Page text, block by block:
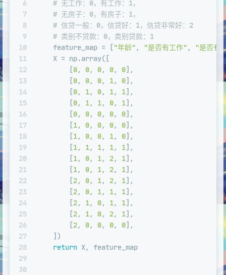
6
7
8
9
10
11
12
13
14
15
16
17
18
19
20
21
22
23
24
25
26
27
28
29
30
# 无工作：0，有工作：1，
# 无房子：0，有房子：1，
# 信贷一般：0，信贷好：1，信贷非常好：2
# 类别不贷款：0，类别贷款：1
    feature_map = [
"年龄" , "是否有工作" ,
"是否有
    X = np.array([
        [
0, 0, 0, 0, 0],
        [
0, 0, 0, 1, 0],
        [
0, 1, 0, 1, 1],
        [
0, 1, 1, 0, 1],
        [
0, 0, 0, 0, 0],
        [
1, 0, 0, 0, 0],
        [
1, 0, 0, 1, 0],
        [
1, 1, 1, 1, 1],
        [
1, 0, 1, 2, 1],
        [
1, 0, 1, 2, 1],
        [
2, 0, 1, 2, 1],
        [
2, 0, 1, 1, 1],
        [
2, 1, 0, 1, 1],
        [
2, 1, 0, 2, 1],
        [
2, 0, 0, 0, 0],
    ])
return X, feature_map